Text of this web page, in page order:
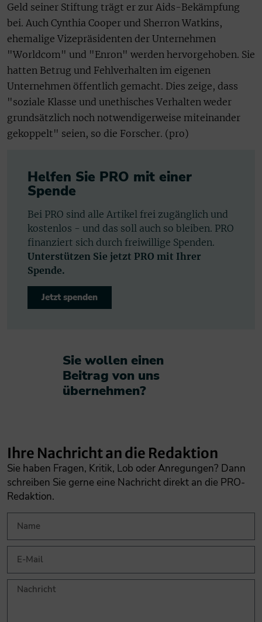
Geld seiner Stiftung trägt er zur Aids-Bekämpfung
bei. Auch Cynthia Cooper und Sherron Watkins,
ehemalige Vizepräsidenten der Unternehmen
"Worldcom" und "Enron" werden hervorgehoben. Sie
hatten Betrug und Fehlverhalten im eigenen
Unternehmen öffentlich gemacht. Dies zeige, dass
"soziale Klasse und unethisches Verhalten weder
grundsätzlich noch notwendigerweise miteinander
gekoppelt" seien, so die Forscher. (pro)
Helfen Sie PRO mit einer
Spende
Bei PRO sind alle Artikel frei zugänglich und
kostenlos - und das soll auch so bleiben. PRO
finanziert sich durch freiwillige Spenden.
Unterstützen Sie jetzt PRO mit Ihrer
Spende.
Jetzt spenden
Sie wollen einen
Beitrag von uns
übernehmen?​
Ihre Nachricht an die Redaktion
Sie haben Fragen, Kritik, Lob oder Anregungen? Dann
schreiben Sie gerne eine Nachricht direkt an die PRO-
Redaktion.